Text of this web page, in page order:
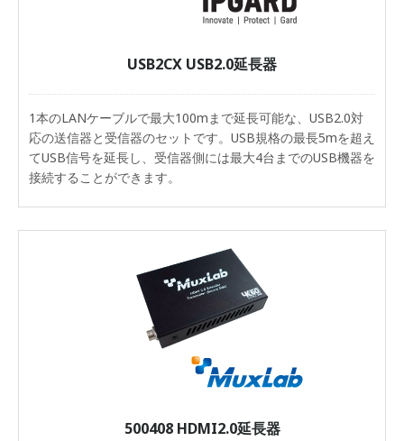
USB2CX USB2.0延長器
1本のLANケーブルで最大100mまで延長可能な、USB2.0対
応の送信器と受信器のセットです。USB規格の最長5mを超え
てUSB信号を延長し、受信器側には最大4台までのUSB機器を
接続することができます。
500408 HDMI2.0延長器